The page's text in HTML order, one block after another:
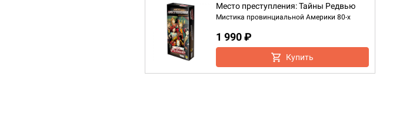
Место преступления: Тайны Редвью
Мистика провинциальной Америки 80-х
1 990 ₽
Купить